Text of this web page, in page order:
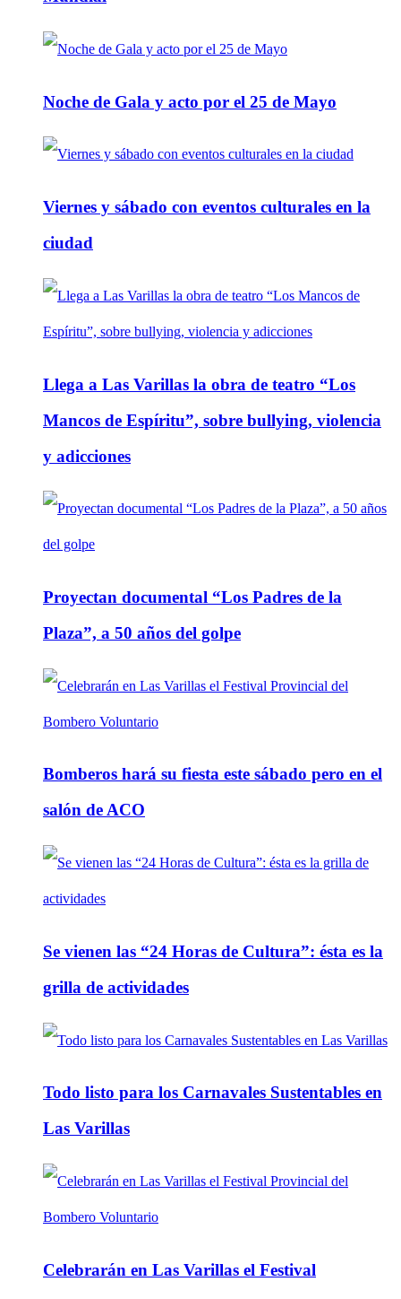
Noche de Gala y acto por el 25 de Mayo
Viernes y sábado con eventos culturales en la
ciudad
Llega a Las Varillas la obra de teatro “Los
Mancos de Espíritu”, sobre bullying, violencia
y adicciones
Proyectan documental “Los Padres de la
Plaza”, a 50 años del golpe
Bomberos hará su fiesta este sábado pero en el
salón de ACO
Se vienen las “24 Horas de Cultura”: ésta es la
grilla de actividades
Todo listo para los Carnavales Sustentables en
Las Varillas
Celebrarán en Las Varillas el Festival